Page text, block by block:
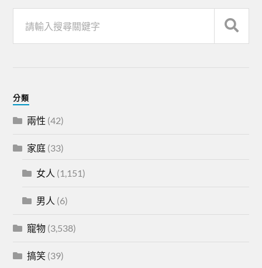
分類
兩性 (42)
家庭 (33)
女人 (1,151)
男人 (6)
寵物 (3,538)
搞笑 (39)